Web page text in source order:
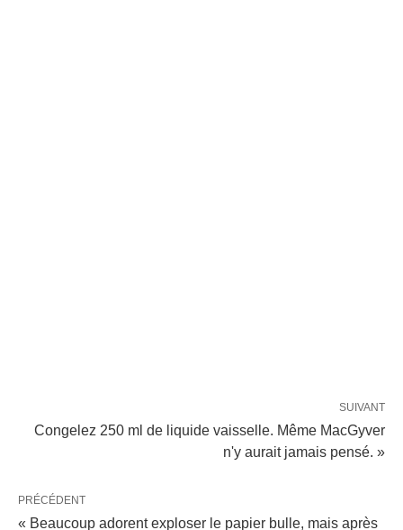
SUIVANT
Congelez 250 ml de liquide vaisselle. Même MacGyver
n'y aurait jamais pensé. »
PRÉCÉDENT
« Beaucoup adorent exploser le papier bulle, mais après